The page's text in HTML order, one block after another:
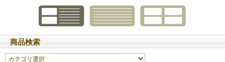
商品検索